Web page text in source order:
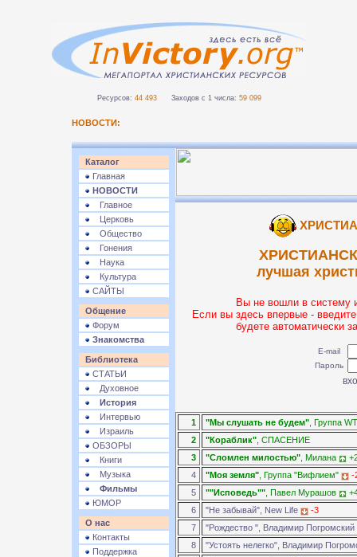
Ресурсов: 44 493 Заходов с 1 числа: 59 099
НОВОСТИ:
Каталог
Главная
НОВОСТИ
Главное
Церковь
Общество
Гонения
Наука
Культура
САЙТЫ
Общение
Форум
Знакомства
Библиотека
СТАТЬИ
Духовное
История
Интервью
Израиль
ОБЗОРЫ
Книги
Музыка
Фильмы
ЮМОР
О нас
Контакты
Поддержка
лучшая
Вы не вошли в систему
Если вы здесь впервые -
будете автоматически
E-mail
Пароль
1 "Мы слушать не будем", Группа
2
"Кораблик", СПАСЕНИЕ
3
"Сломлен милостью", Милана
4
"Моя земля", Группа "Вифлием"
-
5
""Исповедь"", Павел Мурашов
6
"Не забывай", New Life
-3
7
"Рождество ", Владимир Погромский
8
"Устоять нелегко", Владимир